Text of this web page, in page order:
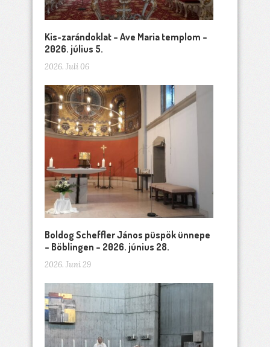
Kis-zarándoklat – Ave Maria templom –
2026. július 5.
2026. Juli 06
Boldog Scheffler János püspök ünnepe
– Böblingen – 2026. június 28.
2026. Juni 29